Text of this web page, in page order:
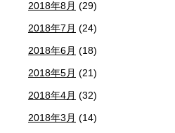
2018年8月 (29)
2018年7月 (24)
2018年6月 (18)
2018年5月 (21)
2018年4月 (32)
2018年3月 (14)